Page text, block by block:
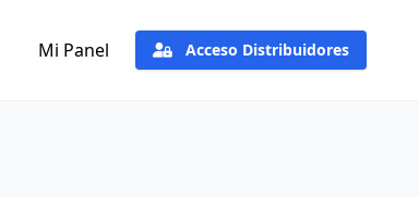
Mi Panel Acceso Distribuidores